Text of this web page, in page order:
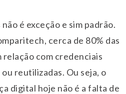
é exceção e sim padrão.
cerca de 80% das
com credenciais
reutilizadas. Ou seja, o
digital hoje não é a falta de